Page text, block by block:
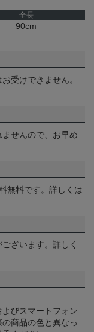
全長
90cm
受けできません。
せんので、お早め
無料です。詳しくは
ざいます。詳しく
びスマートフォン
商品の色と異なっ